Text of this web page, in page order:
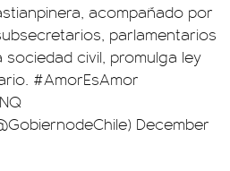
, acompañado por
parlamentarios
civil, promulga ley
. #AmorEsAmor
December